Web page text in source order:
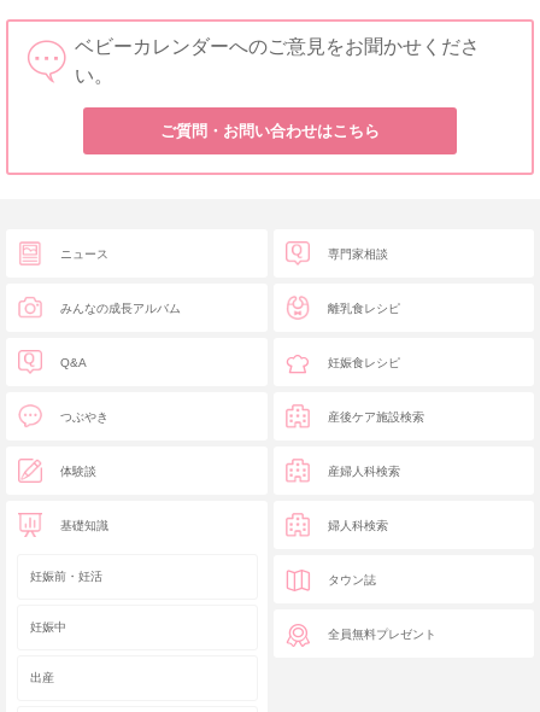
ベビーカレンダーへのご意見をお聞かせくださ
い。
ご質問・お問い合わせはこちら
ニュース
みんなの成長アルバム
Q&A
つぶやき
体験談
基礎知識
妊娠前・妊活
妊娠中
出産
専門家相談
離乳食レシピ
妊娠食レシピ
産後ケア施設検索
産婦人科検索
婦人科検索
タウン誌
全員無料プレゼント